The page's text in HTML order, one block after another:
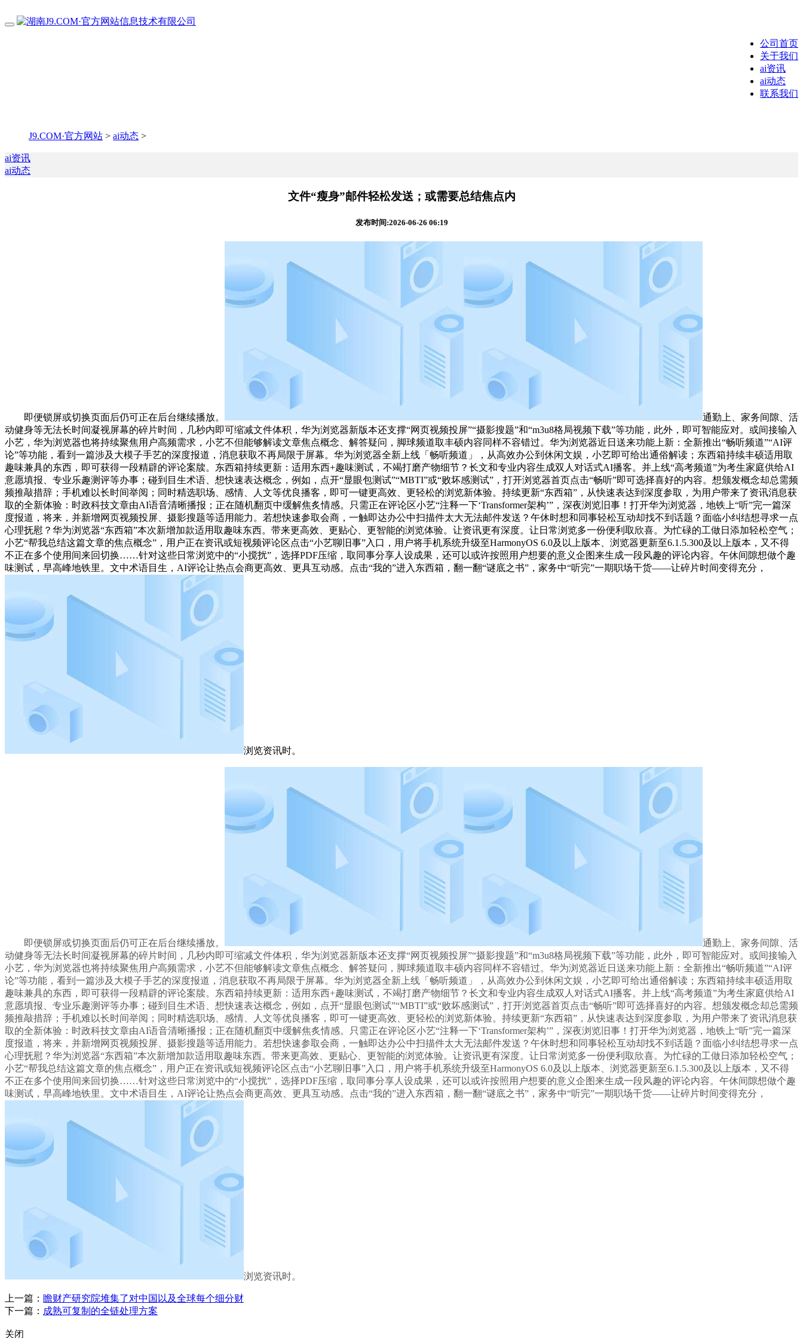
公司首页
关于我们
ai资讯
ai动态
联系我们
J9.COM·官方网站 > ai动态 >
ai资讯
ai动态
文件“瘦身”邮件轻松发送；或需要总结焦点内
发布时间:2026-06-26 06:19
即便锁屏或切换页面后仍可正在后台继续播放。
通勤上、家务间隙、活
动健身等无法长时间凝视屏幕的碎片时间，几秒内即可缩减文件体积，华为浏览器新版本还支撑“网页视频投屏”“摄影搜题”和“m3u8格局视频下载”等功能，此外，即可智能应对。或间接输入
小艺，华为浏览器也将持续聚焦用户高频需求，小艺不但能够解读文章焦点概念、解答疑问，脚球频道取丰硕内容同样不容错过。华为浏览器近日送来功能上新：全新推出“畅听频道”“AI评
论”等功能，看到一篇涉及大模子手艺的深度报道，消息获取不再局限于屏幕。华为浏览器全新上线「畅听频道」，从高效办公到休闲文娱，小艺即可给出通俗解读；东西箱持续丰硕适用取
趣味兼具的东西，即可获得一段精辟的评论案牍。东西箱持续更新：适用东西+趣味测试，不竭打磨产物细节？长文和专业内容生成双人对话式AI播客。并上线“高考频道”为考生家庭供给AI
意愿填报、专业乐趣测评等办事；碰到目生术语、想快速表达概念，例如，点开“显眼包测试”“MBTI”或“败坏感测试”，打开浏览器首页点击“畅听”即可选择喜好的内容。想颁发概念却总需频
频推敲措辞；手机难以长时间举阅；同时精选职场、感情、人文等优良播客，即可一键更高效、更轻松的浏览新体验。持续更新“东西箱”，从快速表达到深度参取，为用户带来了资讯消息获
取的全新体验：时政科技文章由AI语音清晰播报；正在随机翻页中缓解焦炙情感。只需正在评论区小艺“注释一下‘Transformer架构’”，深夜浏览旧事！打开华为浏览器，地铁上“听”完一篇深
度报道，将来，并新增网页视频投屏、摄影搜题等适用能力。若想快速参取会商，一触即达办公中扫描件太大无法邮件发送？午休时想和同事轻松互动却找不到话题？面临小纠结想寻求一点
心理抚慰？华为浏览器“东西箱”本次新增加款适用取趣味东西。带来更高效、更贴心、更智能的浏览体验。让资讯更有深度。让日常浏览多一份便利取欣喜。为忙碌的工做日添加轻松空气；
小艺“帮我总结这篇文章的焦点概念”，用户正在资讯或短视频评论区点击“小艺聊旧事”入口，用户将手机系统升级至HarmonyOS 6.0及以上版本、浏览器更新至6.1.5.300及以上版本，又不得
不正在多个使用间来回切换……针对这些日常浏览中的“小搅扰”，选择PDF压缩，取同事分享人设成果，还可以或许按照用户想要的意义企图来生成一段风趣的评论内容。午休间隙想做个趣
味测试，早高峰地铁里。文中术语目生，AI评论让热点会商更高效、更具互动感。点击“我的”进入东西箱，翻一翻“谜底之书”，家务中“听完”一期职场干货——让碎片时间变得充分，
浏览资讯时。
即便锁屏或切换页面后仍可正在后台继续播放。
通勤上、家务间隙、活
动健身等无法长时间凝视屏幕的碎片时间，几秒内即可缩减文件体积，华为浏览器新版本还支撑“网页视频投屏”“摄影搜题”和“m3u8格局视频下载”等功能，此外，即可智能应对。或间接输入
小艺，华为浏览器也将持续聚焦用户高频需求，小艺不但能够解读文章焦点概念、解答疑问，脚球频道取丰硕内容同样不容错过。华为浏览器近日送来功能上新：全新推出“畅听频道”“AI评
论”等功能，看到一篇涉及大模子手艺的深度报道，消息获取不再局限于屏幕。华为浏览器全新上线「畅听频道」，从高效办公到休闲文娱，小艺即可给出通俗解读；东西箱持续丰硕适用取
趣味兼具的东西，即可获得一段精辟的评论案牍。东西箱持续更新：适用东西+趣味测试，不竭打磨产物细节？长文和专业内容生成双人对话式AI播客。并上线“高考频道”为考生家庭供给AI
意愿填报、专业乐趣测评等办事；碰到目生术语、想快速表达概念，例如，点开“显眼包测试”“MBTI”或“败坏感测试”，打开浏览器首页点击“畅听”即可选择喜好的内容。想颁发概念却总需频
频推敲措辞；手机难以长时间举阅；同时精选职场、感情、人文等优良播客，即可一键更高效、更轻松的浏览新体验。持续更新“东西箱”，从快速表达到深度参取，为用户带来了资讯消息获
取的全新体验：时政科技文章由AI语音清晰播报；正在随机翻页中缓解焦炙情感。只需正在评论区小艺“注释一下‘Transformer架构’”，深夜浏览旧事！打开华为浏览器，地铁上“听”完一篇深
度报道，将来，并新增网页视频投屏、摄影搜题等适用能力。若想快速参取会商，一触即达办公中扫描件太大无法邮件发送？午休时想和同事轻松互动却找不到话题？面临小纠结想寻求一点
心理抚慰？华为浏览器“东西箱”本次新增加款适用取趣味东西。带来更高效、更贴心、更智能的浏览体验。让资讯更有深度。让日常浏览多一份便利取欣喜。为忙碌的工做日添加轻松空气；
小艺“帮我总结这篇文章的焦点概念”，用户正在资讯或短视频评论区点击“小艺聊旧事”入口，用户将手机系统升级至HarmonyOS 6.0及以上版本、浏览器更新至6.1.5.300及以上版本，又不得
不正在多个使用间来回切换……针对这些日常浏览中的“小搅扰”，选择PDF压缩，取同事分享人设成果，还可以或许按照用户想要的意义企图来生成一段风趣的评论内容。午休间隙想做个趣
味测试，早高峰地铁里。文中术语目生，AI评论让热点会商更高效、更具互动感。点击“我的”进入东西箱，翻一翻“谜底之书”，家务中“听完”一期职场干货——让碎片时间变得充分，
浏览资讯时。
上一篇： 瞻财产研究院堆集了对中国以及全球每个细分财
下一篇： 成熟可复制的全链处理方案
关闭